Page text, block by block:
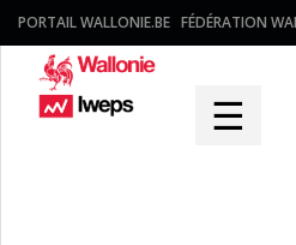
PORTAIL WALLONIE.BE FÉDÉRATION
☰